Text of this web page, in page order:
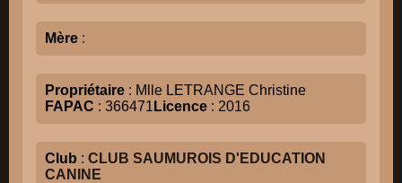
Mère :
Propriétaire : Mlle LETRANGE Christine
FAPAC : 366471 Licence : 2016
Club : CLUB SAUMUROIS D'EDUCATION
CANINE